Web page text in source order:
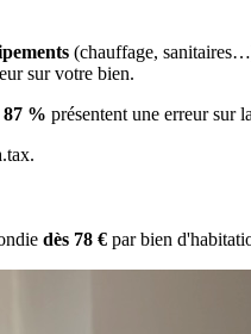
(chauffage,
sur votre bien.
87 % présentent une erreur sur
dès 78 € par bien